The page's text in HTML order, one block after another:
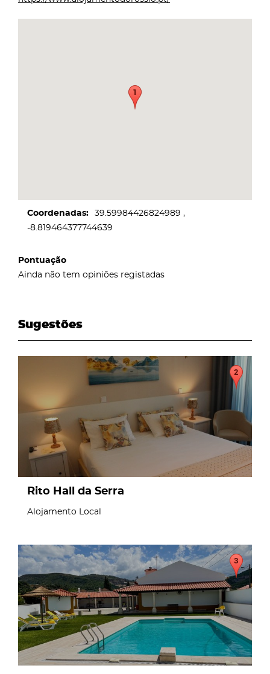
Coordenadas
39.59984426824989
-8.819464377744639
Pontuação
Ainda não tem opiniões registadas
Sugestões
Rito Hall da Serra
Alojamento Local
page